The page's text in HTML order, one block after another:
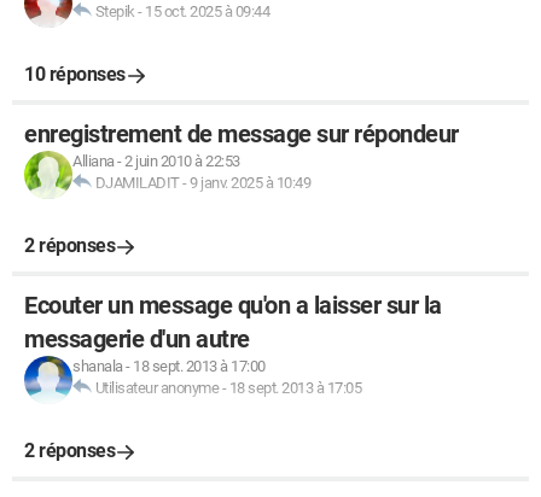
Stepik - 15 oct. 2025 à 09:44
10 réponses
enregistrement de message sur répondeur
Alliana-2 juin 2010 à 22:53
DJAMILADIT-9 janv. 2025 à 10:49
2 réponses
Ecouter un message qu'on a laisser sur la
messagerie d'un autre
shanala- 18 sept. 2013 à 17:00
Utilisateur anonyme- 18 sept. 2013 à 17:05
2 réponses